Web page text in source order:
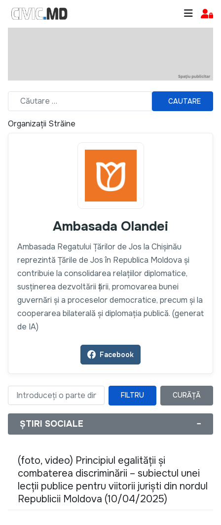
CAUTARE
Organizații Străine
Ambasada Olandei
Ambasada Regatului Țărilor de Jos la Chișinău
reprezintă Țările de Jos în Republica Moldova și
contribuie la consolidarea relațiilor diplomatice,
susținerea dezvoltării țării, promovarea bunei
guvernări și a proceselor democratice, precum și la
cooperarea bilaterală și diplomația publică. (generat
de IA)
Facebook
Introduceți o parte din titlu FILTRU CURĂȚĂ
ȘTIRI SOCIALE −
(foto, video) Principiul egalității și
combaterea discriminării – subiectul unei
lecții publice pentru viitorii juriști din nordul
Republicii Moldova (10/04/2025)